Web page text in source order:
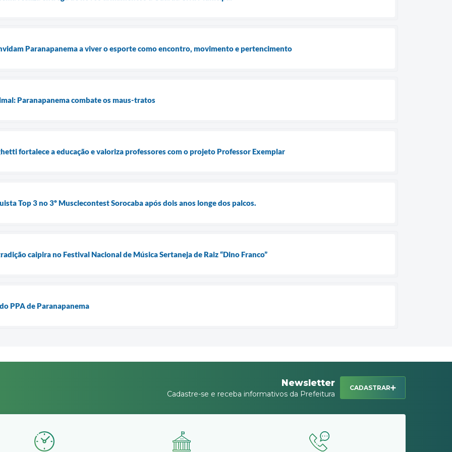
Paranapanema a viver o esporte como encontro, movimento e pertencimento
Paranapanema combate os maus-tratos
fortalece a educação e valoriza professores com o projeto Professor Exemplar
Top 3 no 3º Musclecontest Sorocaba após dois anos longe dos palcos.
caipira no Festival Nacional de Música Sertaneja de Raiz “Dino Franco”
PPA de Paranapanema
Newsletter
Cadastre-se e receba informativos da Prefeitura
CADASTRAR